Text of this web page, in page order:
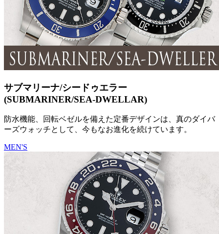
サブマリーナ/シードゥエラー
(SUBMARINER/SEA-DWELLAR)
防水機能、回転ベゼルを備えた定番デザインは、真のダイバ
ーズウォッチとして、今もなお進化を続けています。
MEN'S